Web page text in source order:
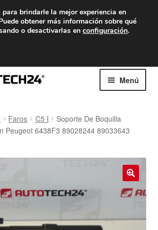
desde 7 EUR
viernes de 9 a. m. a 4 p. m.
Menú
Faros C5 I
Soporte De Boquilla
Peugeot 6438F3 89028244 89033643
🔍
brindarle la mejor experiencia en
obtener más información sobre qué
o desactivarlas en configuración.